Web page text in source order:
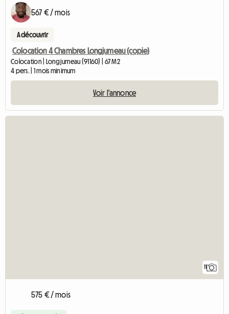
567 € / mois
A découvrir
Colocation 4 Chambres Longjumeau (copie)
Colocation | Longjumeau (91160) | 67 M2
4 pers. | 1 mois minimum
Voir l'annonce
11
575 € / mois